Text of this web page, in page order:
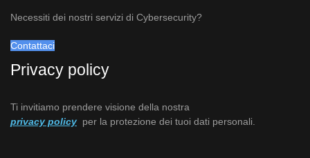
Necessiti dei nostri servizi di Cybersecurity?
Contattaci
Privacy policy
Ti invitiamo prendere visione della nostra
privacy policy per la protezione dei tuoi dati personali.